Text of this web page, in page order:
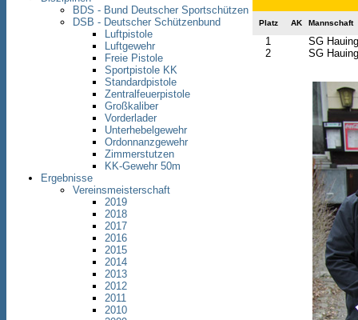
BDS - Bund Deutscher Sportschützen
DSB - Deutscher Schützenbund
Luftpistole
Luftgewehr
Freie Pistole
Sportpistole KK
Standardpistole
Zentralfeuerpistole
Großkaliber
Vorderlader
Unterhebelgewehr
Ordonnanzgewehr
Zimmerstutzen
KK-Gewehr 50m
Ergebnisse
Vereinsmeisterschaft
2019
2018
2017
2016
2015
2014
2013
2012
2011
2010
Platz AK Mannschaft
1
SG
2
SG